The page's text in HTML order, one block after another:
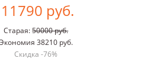
11790 руб.
Старая:50000 руб.
Экономия 38210 руб.
Скидка -76%